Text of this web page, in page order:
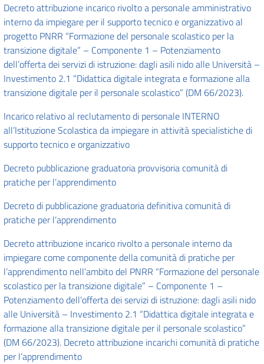
Decreto attribuzione incarico rivolto a personale amministrativo
interno da impiegare per il supporto tecnico e organizzativo al
progetto PNRR “Formazione del personale scolastico per la
transizione digitale” – Componente 1 – Potenziamento
dell’offerta dei servizi di istruzione: dagli asili nido alle Università –
Investimento 2.1 “Didattica digitale integrata e formazione alla
transizione digitale per il personale scolastico” (DM 66/2023).
Incarico relativo al reclutamento di personale INTERNO
all’Istituzione Scolastica da impiegare in attività specialistiche di
supporto tecnico e organizzativo
Decreto pubblicazione graduatoria provvisoria comunità di
pratiche per l’apprendimento
Decreto di pubblicazione graduatoria definitiva comunità di
pratiche per l’apprendimento
Decreto attribuzione incarico rivolto a personale interno da
impiegare come componente della comunità di pratiche per
l’apprendimento nell’ambito del PNRR “Formazione del personale
scolastico per la transizione digitale” – Componente 1 –
Potenziamento dell’offerta dei servizi di istruzione: dagli asili nido
alle Università – Investimento 2.1 “Didattica digitale integrata e
formazione alla transizione digitale per il personale scolastico”
(DM 66/2023). Decreto attribuzione incarichi comunità di pratiche
per l’apprendimento